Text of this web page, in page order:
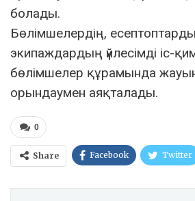
болады.
Бөлімшелердің,
экипаждардың үйлесімді іс-
бөлімшелер құрамында
орындаумен аяқталады.
0
Share Facebook Twitter